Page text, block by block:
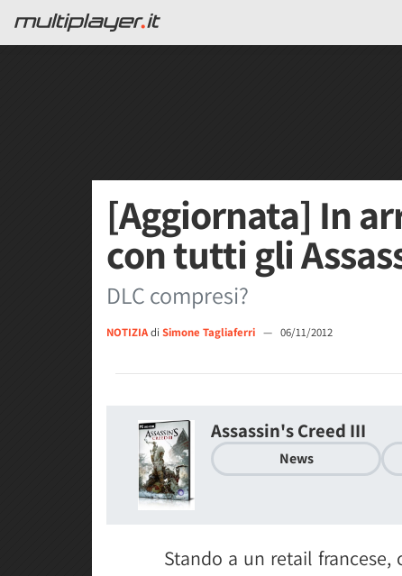
[Aggiornata] In
con tutti gli
DLC compresi?
NOTIZIAdi Simone Tagliaferri — 06/11/2012
Assassin's Creed III
News
Stando a un retail